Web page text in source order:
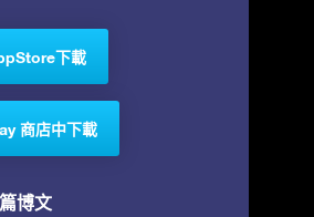
下載
商店中下載
博文